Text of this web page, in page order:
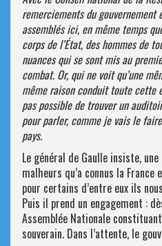
remerciements du
assemblés ici, en même temps
corps de l’État, des hommes de
nuances qui se sont mis au
combat. Or, qui ne voit qu’une
même raison conduit toute
pas possible de trouver un
pour parler, comme je vais le
pays.
Le général de Gaulle insiste,
malheurs qu’a connus la France
pour certains d’entre eux ils
Puis il prend un engagement :
Assemblée Nationale
souverain. Dans l’attente, le